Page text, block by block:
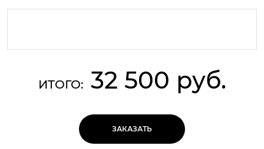
ИТОГО: 32 500 руб.
ЗАКАЗАТЬ